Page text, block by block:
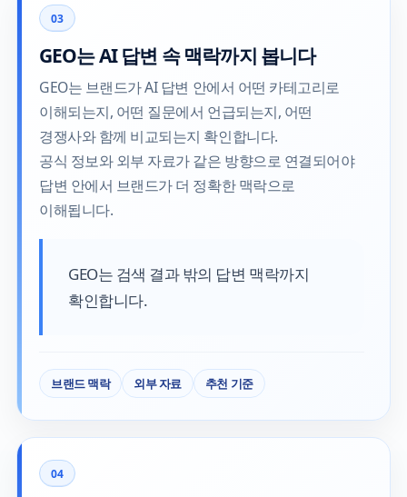
03
GEO는 AI 답변 속 맥락까지 봅니다
GEO는 브랜드가 AI 답변 안에서 어떤 카테고리로
이해되는지, 어떤 질문에서 언급되는지, 어떤
경쟁사와 함께 비교되는지 확인합니다.
공식 정보와 외부 자료가 같은 방향으로 연결되어야
답변 안에서 브랜드가 더 정확한 맥락으로
이해됩니다.
GEO는 검색 결과 밖의 답변 맥락까지
확인합니다.
브랜드 맥락 외부 자료 추천 기준
04